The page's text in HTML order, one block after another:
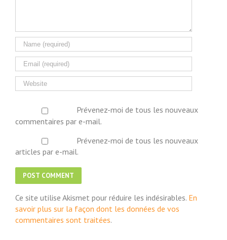
Prévenez-moi de tous les nouveaux
commentaires par e-mail.
Prévenez-moi de tous les nouveaux
articles par e-mail.
Ce site utilise Akismet pour réduire les indésirables. En
savoir plus sur la façon dont les données de vos
commentaires sont traitées.